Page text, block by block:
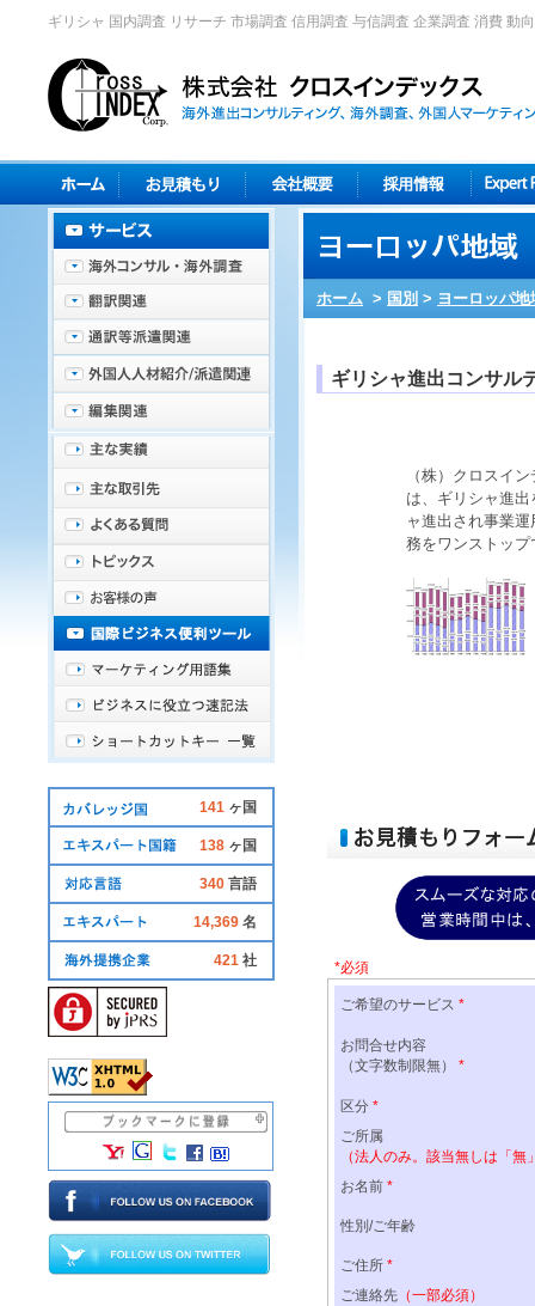
ギリシャ 国内調査 リサーチ 市場調査 信用調査 与信調査 企業調査 消費 動
ホーム > 国別 > ヨーロッパ地
ギリシャ進出コンサル
（株）クロスイ
は、 ギリシャ進出
ャ進出され事業
務をワンストッ
141 ヶ国
138 ヶ国
340 言語
14,369 名
421 社